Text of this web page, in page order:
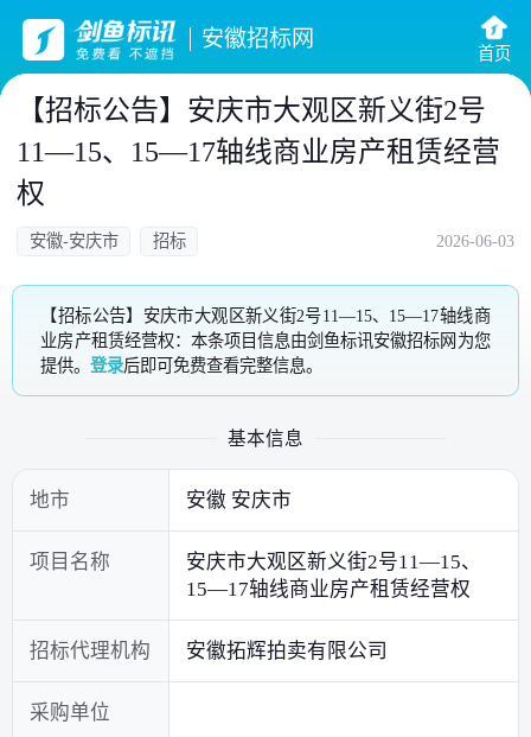
安徽招标网
首页
【招标公告】安庆市大观区新义街2号
11—15、15—17轴线商业房产租赁经营
权
安徽-安庆市 招标 2026-06-03
【招标公告】安庆市大观区新义街2号11—15、15—17轴线商
业房产租赁经营权：本条项目信息由剑鱼标讯安徽招标网为您
提供。登录后即可免费查看完整信息。
基本信息
地市 安徽 安庆市
项目名称
安庆市大观区新义街2号11—15、
15—17轴线商业房产租赁经营权
招标代理机构 安徽拓辉拍卖有限公司
采购单位